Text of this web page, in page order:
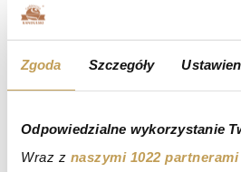
Zgoda Szczegóły
Odpowiedzialne wykorzystanie
Wraz z naszymi 1022 partnerami